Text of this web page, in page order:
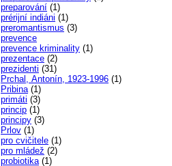
preparování (1)
prérijní indiáni (1)
preromantismus (3)
prevence
prevence kriminality (1)
prezentace (2)
prezidenti (31)
Prchal, Antonín, 1923-1996 (1)
Pribina(1)
primáti (3)
princip (1)
principy (3)
Prlov (1)
pro cvičitele (1)
pro mládež (2)
probiotika(1)